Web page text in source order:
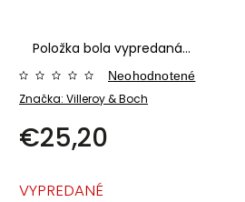
Položka bola vypredaná…
Značka: Villeroy & Boch
Neohodnotené
€25,20
VYPREDANÉ